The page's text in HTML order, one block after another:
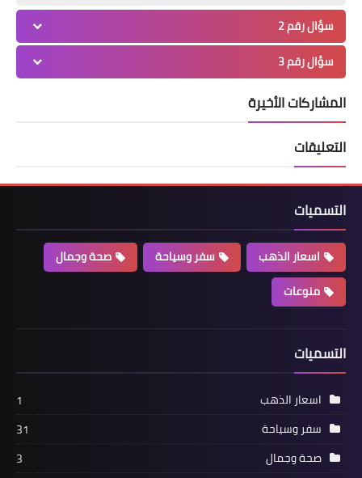
سؤال رقم 2
سؤال رقم 3
المشاركات الأخيرة
التعليقات
التسميات
اسعار الذهب سفر وسياحة
صحة وجمال
منوعات
التسميات
اسعار الذهب
1
سفر وسياحة
31
صحة وجمال
3